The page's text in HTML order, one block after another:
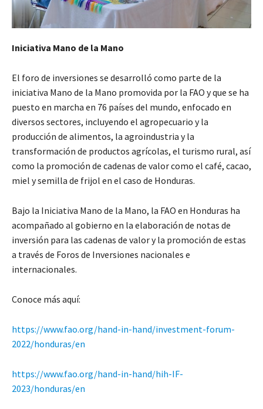
Iniciativa Mano de la Mano
El foro de inversiones se desarrolló como parte de la
iniciativa Mano de la Mano promovida por la FAO y que se ha
puesto en marcha en 76 países del mundo, enfocado en
diversos sectores, incluyendo el agropecuario y la
producción de alimentos, la agroindustria y la
transformación de productos agrícolas, el turismo rural, así
como la promoción de cadenas de valor como el café, cacao,
miel y semilla de frijol en el caso de Honduras.
Bajo la Iniciativa Mano de la Mano, la FAO en Honduras ha
acompañado al gobierno en la elaboración de notas de
inversión para las cadenas de valor y la promoción de estas
a través de Foros de Inversiones nacionales e
internacionales.
Conoce más aquí:
https://www.fao.org/hand-in-hand/investment-forum-
2022/honduras/en
https://www.fao.org/hand-in-hand/hih-IF-
2023/honduras/en